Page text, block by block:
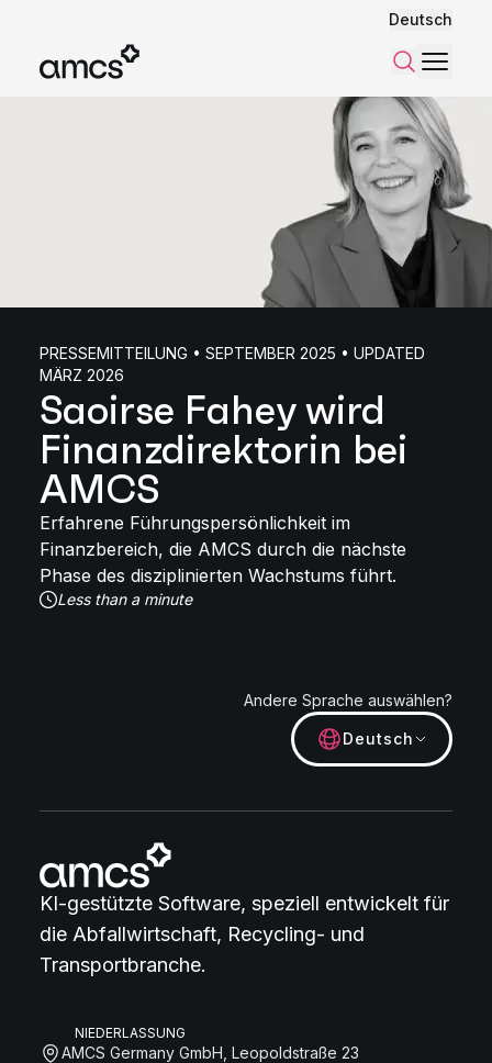
Deutsch
Suchen
Menü
PRESSEMITTEILUNG • SEPTEMBER 2025 • UPDATED
MÄRZ 2026
Saoirse Fahey wird
Finanzdirektorin bei
AMCS
Erfahrene Führungspersönlichkeit im
Finanzbereich, die AMCS durch die nächste
Phase des disziplinierten Wachstums führt.
Less than a minute
Andere Sprache auswählen?
Deutsch
KI-gestützte Software, speziell entwickelt für
die Abfallwirtschaft, Recycling- und
Transportbranche.
NIEDERLASSUNG
AMCS Germany GmbH, Leopoldstraße 23